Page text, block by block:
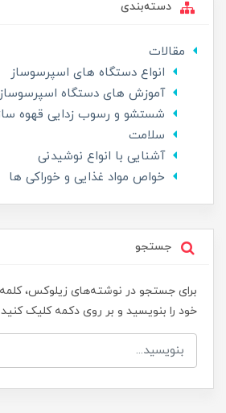
دسته‌بندی
مقالات
انواع دستگاه های اسپرسوساز
آموزش های دستگاه اسپرسوساز
شستشو و رسوب زدایی قهوه
سلامت
آشنایی با انواع نوشیدنی
خواص مواد غذایی و خوراکی ها
جستجو
برای جستجو در نوشته‌های زیلوکس،
خود را بنویسید و بر روی دکمه کلیک کنید.